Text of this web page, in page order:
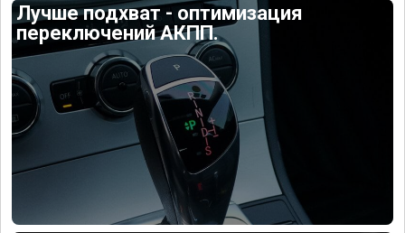
Лучше подхват - оптимизация
переключений АКПП.